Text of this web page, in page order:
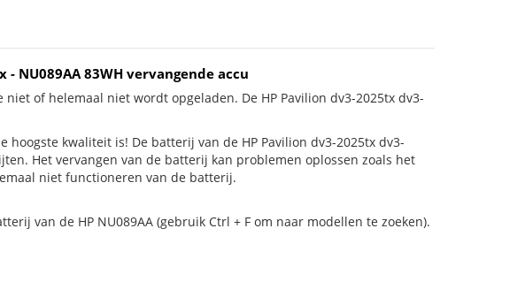
NU089AA 83WH vervangende accu
of helemaal niet wordt opgeladen. De HP Pavilion dv3-2025tx dv3-
kwaliteit is! De batterij van de HP Pavilion dv3-2025tx dv3-
Het vervangen van de batterij kan problemen oplossen zoals het
niet functioneren van de batterij.
van de HP NU089AA (gebruik Ctrl + F om naar modellen te zoeken).